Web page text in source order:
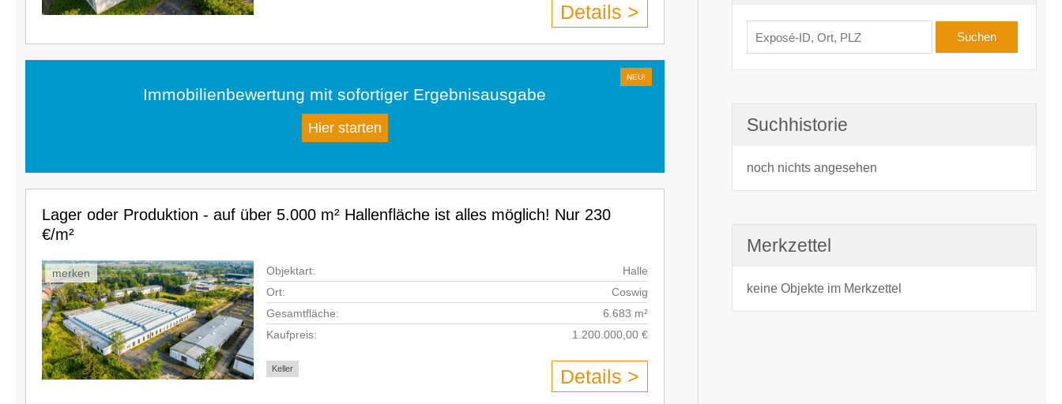
Details >
Immobilienbewertung mit sofortiger Ergebnisausgabe
Hier starten
Lager oder Produktion - auf über 5.000 m² Hallenfläche ist alles möglich! Nur 230
€/m²
merken Objektart:
Halle
Ort:
Coswig
Gesamtfläche:
6.683 m²
Kaufpreis:
1.200.000,00 €
Keller Details >
Suchhistorie
noch nichts angesehen
Merkzettel
keine Objekte im Merkzettel